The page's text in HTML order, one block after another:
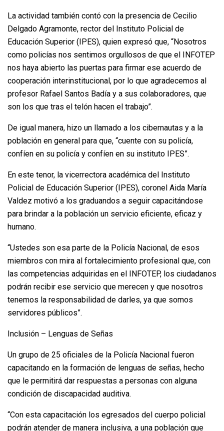
La actividad también contó con la presencia de Cecilio
Delgado Agramonte, rector del Instituto Policial de
Educación Superior (IPES), quien expresó que, “Nosotros
como policías nos sentimos orgullosos de que el INFOTEP
nos haya abierto las puertas para firmar ese acuerdo de
cooperación interinstitucional, por lo que agradecemos al
profesor Rafael Santos Badía y a sus colaboradores, que
son los que tras el telón hacen el trabajo”.
De igual manera, hizo un llamado a los cibernautas y a la
población en general para que, “cuente con su policía,
confíen en su policía y confíen en su instituto IPES”.
En este tenor, la vicerrectora académica del Instituto
Policial de Educación Superior (IPES), coronel Aida María
Valdez motivó a los graduandos a seguir capacitándose
para brindar a la población un servicio eficiente, eficaz y
humano.
“Ustedes son esa parte de la Policía Nacional, de esos
miembros con mira al fortalecimiento profesional que, con
las competencias adquiridas en el INFOTEP, los ciudadanos
podrán recibir ese servicio que merecen y que nosotros
tenemos la responsabilidad de darles, ya que somos
servidores públicos”.
Inclusión – Lenguas de Señas
Un grupo de 25 oficiales de la Policía Nacional fueron
capacitando en la formación de lenguas de señas, hecho
que le permitirá dar respuestas a personas con alguna
condición de discapacidad auditiva.
“Con esta capacitación los egresados del cuerpo policial
podrán atender de manera inclusiva, a una población que